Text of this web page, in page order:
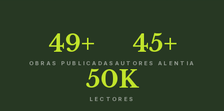
49+
OBRAS PUBLICADAS
45+
AUTORES ALENTIA
50K
LECTORES